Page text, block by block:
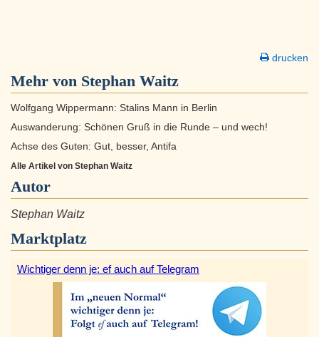
drucken
Mehr von Stephan Waitz
Wolfgang Wippermann: Stalins Mann in Berlin
Auswanderung: Schönen Gruß in die Runde – und wech!
Achse des Guten: Gut, besser, Antifa
Alle Artikel von Stephan Waitz
Autor
Stephan Waitz
Marktplatz
Wichtiger denn je: ef auch auf Telegram